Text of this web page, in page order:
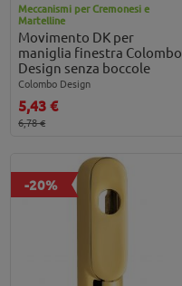
Meccanismi per Cremonesi e
Martelline
Movimento DK per
maniglia finestra Colombo
Design senza boccole
Colombo Design
5,43 €
6,78 €
-20%